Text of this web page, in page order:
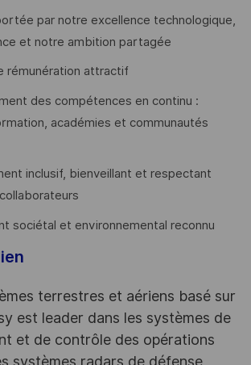
par notre excellence technologique,
et notre ambition partagée
rémunération attractif
des compétences en continu :
académies et communautés
inclusif, bienveillant et respectant
sociétal et environnemental reconnu
terrestres et aériens basé sur
est leader dans les systèmes de
et de contrôle des opérations
systèmes radars de défense